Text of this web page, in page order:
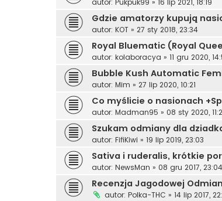
autor: Pukpuk99 » 16 lip 2021, 18:19
Gdzie amatorzy kupują
autor: KOT » 27 sty 2018, 23:34
Royal Bluematic (Royal
autor: kolaboracya » 11 gru 2020,
Bubble Kush Automatic
autor: Mim » 27 lip 2020, 10:21
Co myślicie o nasionach
autor: Madman95 » 08 sty 2020,
Szukam odmiany dla
autor: FifiKiwi » 19 lip 2019, 23:03
Sativa i ruderalis, krótkie
autor: NewsMan » 08 gru 2017, 23:04
Recenzja Jagodowej
autor: Polka-THC » 14 lip 2017,